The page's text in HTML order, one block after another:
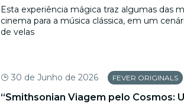
Esta experiência mágica traz algumas das
cinema para a música clássica, em um
de velas
30 de Junho de 2026 FEVER ORIGINALS
“Smithsonian Viagem pelo Cosmos: